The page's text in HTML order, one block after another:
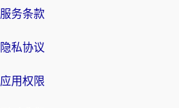
服务条款
隐私协议
应用权限